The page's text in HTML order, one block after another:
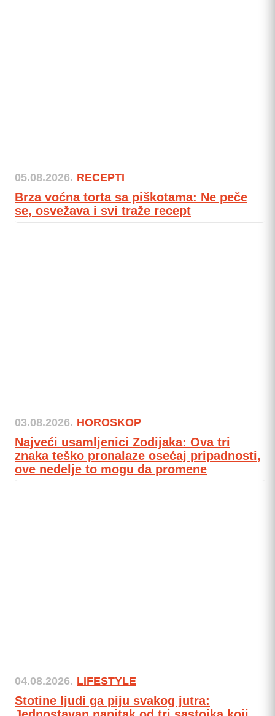
05.08.2026. RECEPTI
Brza voćna torta sa piškotama: Ne peče
se, osvežava i svi traže recept
03.08.2026. HOROSKOP
Najveći usamljenici Zodijaka: Ova tri
znaka teško pronalaze osećaj pripadnosti,
ove nedelje to mogu da promene
04.08.2026. LIFESTYLE
Stotine ljudi ga piju svakog jutra: